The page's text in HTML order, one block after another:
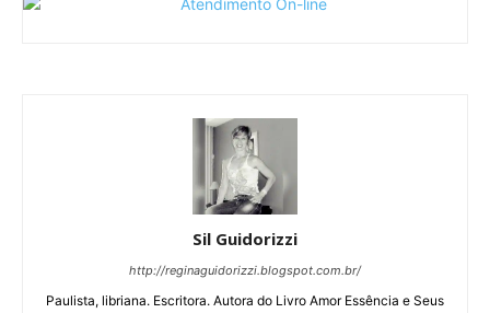
Sil Guidorizzi
http://reginaguidorizzi.blogspot.com.br/
Paulista, libriana. Escritora. Autora do Livro Amor Essência e Seus